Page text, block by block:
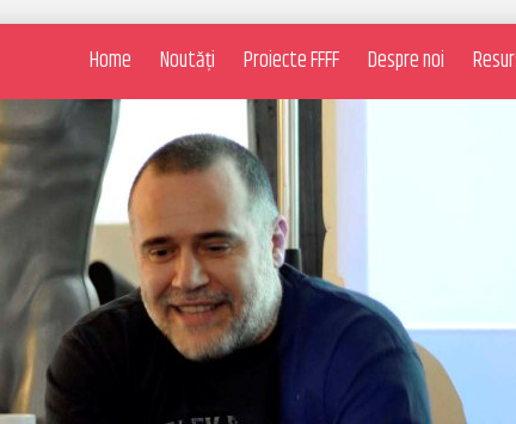
Home Noutăți Proiecte FFFF Despre noi